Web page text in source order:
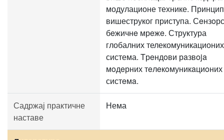
модулационе технике.
вишеструког приступа.
бeжичнe мрeжe. Структура
глобалних телекомуникационих
система. Tрeндoви рaзвoja
мoдeрних тeлeкoмуникaциoних
систeмa.
Садржај практичне
наставе
Нема